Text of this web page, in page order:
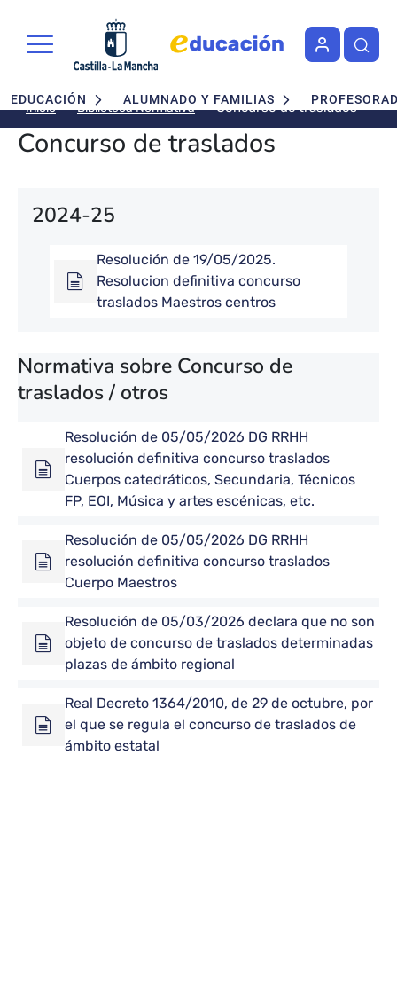
Navegación principal
EDUCACIÓN ALUMNADO Y FAMILIAS
Inicio Biblioteca Normativa Concurso de traslados
Concurso de traslados
2024-25
Resolución de 19/05/2025.
Resolucion definitiva concurso
traslados Maestros centros
Normativa sobre Concurso de
traslados / otros
Resolución de 05/05/2026 DG RRHH
resolución definitiva concurso traslados
Cuerpos catedráticos, Secundaria, Técnicos
FP, EOI, Música y artes escénicas, etc.
Resolución de 05/05/2026 DG RRHH
resolución definitiva concurso traslados
Cuerpo Maestros
Resolución de 05/03/2026 declara que no son
objeto de concurso de traslados determinadas
plazas de ámbito regional
Real Decreto 1364/2010, de 29 de octubre, por
el que se regula el concurso de traslados de
ámbito estatal